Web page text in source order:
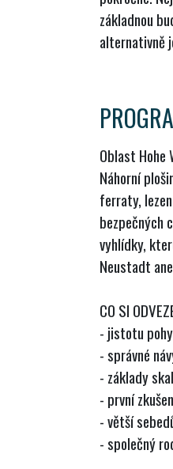
základnou
alternativně
Oblast
Náhorní
ferraty,
bezpečných
vyhlídky,
Neustadt
CO SI
- jistotu
- správné
- základy
- první
- větší
- společný